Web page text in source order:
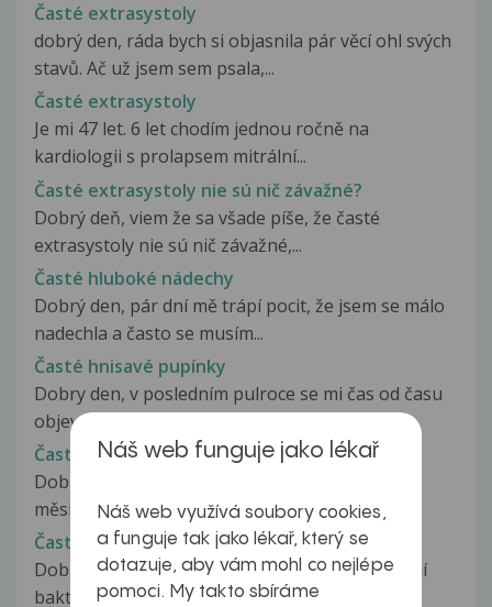
Časté extrasystoly
dobrý den, ráda bych si objasnila pár věcí ohl svých
stavů. Ač už jsem sem psala,...
Časté extrasystoly
Je mi 47 let. 6 let chodím jednou ročně na
kardiologii s prolapsem mitrální...
Časté extrasystoly nie sú nič závažné?
Dobrý deň, viem že sa všade píše, že časté
extrasystoly nie sú nič závažné,...
Časté hluboké nádechy
Dobrý den, pár dní mě trápí pocit, že jsem se málo
nadechla a často se musím...
Časté hnisavé pupínky
Dobry den, v posledním pulroce se mi čas od času
objeví pupicek v oblasti ochlupení...
Časté horečky a angíny
Dobrý den, můj sedmiletý syn má od září každý
měsíc horečky (kolem 39),trvají...
Časté chození na malou
Dobrý den, nedávno jsem byla léčená na střevní
bakterie v moči. Kontrolní kultivace...
Náš web funguje jako lékař
Náš web využívá soubory cookies,
a funguje tak jako lékař, který se
dotazuje, aby vám mohl co nejlépe
pomoci. My takto sbíráme